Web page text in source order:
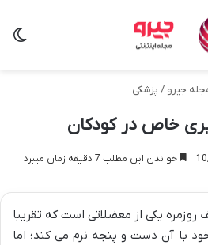
جیرو / پزشکی
خاص در کودکان
خواندن این مطلب 7 دقیقه زمان میبرد
یکی از معضلاتی است که تقریبا
با آن دست و پنجه نرم می کند؛ اما